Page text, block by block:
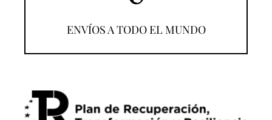
ENVÍOS A TODO EL MUNDO
¡Compra desde donde estés!